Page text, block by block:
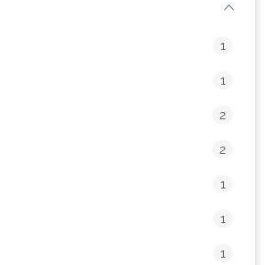
1
1
2
2
1
1
1